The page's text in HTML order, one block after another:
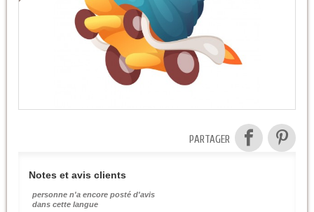
PARTAGER
Notes et avis clients
personne n'a encore posté d'avis
dans cette langue